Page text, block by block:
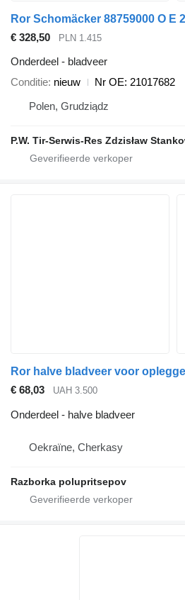
€ 328,50 PLN 1.415
Onderdeel - bladveer
Conditie nieuw
Nr OE: 21017682
Polen, Grudziądz
P.W. Tir-Serwis-Res Zdzisław
Ror halve bladveer voor
€ 68,03
UAH 3.500
Onderdeel - halve bladveer
Oekraïne, Cherkasy
Razborka polupritsepov